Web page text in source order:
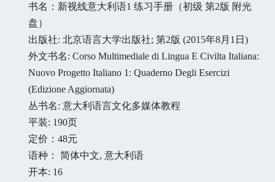
书名：新视线意大利语1 练习手册（初级 第2版 附光
盘）
出版社: 北京语言大学出版社; 第2版 (2015年8月1日)
外文书名: Corso Multimediale di Lingua E Civilta Italiana:
Nuovo Progetto Italiano 1: Quaderno Degli Esercizi
(Edizione Aggiornata)
丛书名: 意大利语言文化多媒体教程
平装: 190页
定价：48元
语种： 简体中文, 意大利语
开本: 16